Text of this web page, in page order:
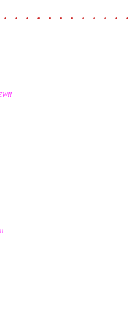
・・・・・・・・・・・